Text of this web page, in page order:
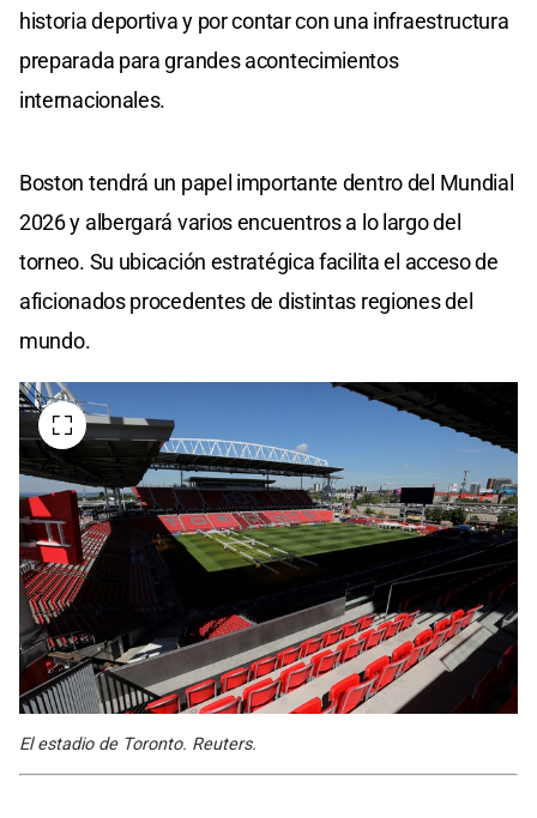
historia deportiva y por contar con una infraestructura
preparada para grandes acontecimientos
internacionales.
Boston tendrá un papel importante dentro del Mundial
2026 y albergará varios encuentros a lo largo del
torneo. Su ubicación estratégica facilita el acceso de
aficionados procedentes de distintas regiones del
mundo.
El estadio de Toronto. Reuters.